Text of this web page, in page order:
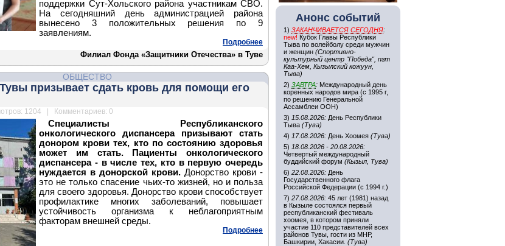
поддержки Сут-Хольского района участникам СВО.
На сегодняшний день администрацией района
вынесено 3 положительных решения по 9
заявлениям.
Подробнее
Филиал Фонда «Защитники Отечества» в Туве
ОБЩЕСТВО
призывает сдать кровь для помощи его
1204 | Комментариев: 0
Специалисты Республиканского
онкологического диспансера призывают стать
донором крови тех, кто по состоянию здоровья
может им стать. Пациенты онкологического
диспансера - в числе тех, кто в первую очередь
нуждается в донорской крови. Донорство крови -
это не только спасение чьих-то жизней, но и польза
для своего здоровья. Донорство крови способствует
профилактике многих заболеваний, повышает
устойчивость организма к неблагоприятным
факторам внешней среды.
Подробнее
Анонс событий
1) ЗАКАНЧИВАЕТСЯ СЕГОДНЯ:
new! Кубок Главы Республики
Тыва по волейболу среди мужчин
и женщин (Спортивно-
культурный центр "Победа", пгт
Каа-Хем, Кызылский кожуун,
Тыва)
2) ЗАВТРА: Международный день
коренных народов мира (с 1995 г,
по решению Генеральной
Ассамблеи ООН)
3) 15.08.2026: День Республики
Тыва (Тува)
4) 17.08.2026: День Хоомея (Тува)
5) 18.08.2026 - 20.08.2026:
Четвертый международный
буддийский форум (Кызыл, Тува)
6) 22.08.2026: День
Государственного флага
Российской Федерации (с 1994 г.)
7) 27.08.2026: 45 лет (1981) назад
в Кызыле состоялся первый
республиканский фестиваль
хоомея, в котором приняли
участие 110 представителей всех
районов Тувы, гости из МНР,
Башкирии, Хакасии. (Тува)